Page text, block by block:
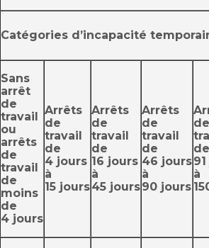
Catégories d’incapacité
Sans
arrêt
de
travail
ou
arrêts
de
travail
de
moins
de
4 jours
Arrêts
de
travail
de
4 jours
à
15 jours
Arrêts
de
travail
de
16 jours
à
45 jours
Arrêts
de
travail
de
46 jours
à
90 jours
à